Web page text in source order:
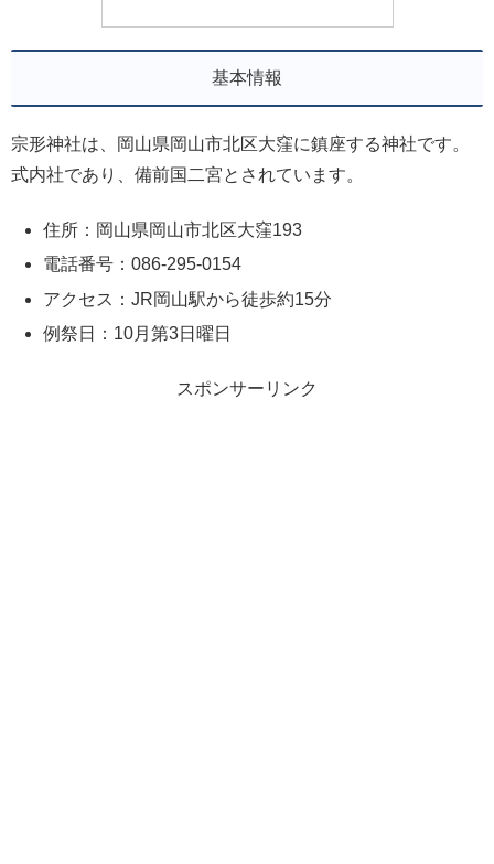
基本情報
宗形神社は、岡山県岡山市北区大窪に鎮座する神社です。
式内社であり、備前国二宮とされています。
住所：岡山県岡山市北区大窪193
電話番号：086-295-0154
アクセス：JR岡山駅から徒歩約15分
例祭日：10月第3日曜日
スポンサーリンク